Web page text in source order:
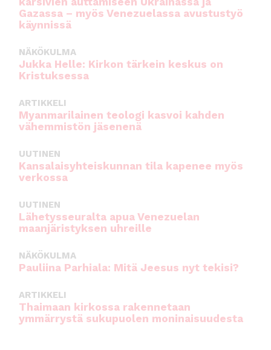
Gazassa – myös Venezuelassa avustustyö
käynnissä
NÄKÖKULMA
Jukka Helle: Kirkon tärkein keskus on
Kristuksessa
ARTIKKELI
Myanmarilainen teologi kasvoi kahden
vähemmistön jäsenenä
UUTINEN
Kansalaisyhteiskunnan tila kapenee myös
verkossa
UUTINEN
Lähetysseuralta apua Venezuelan
maanjäristyksen uhreille
NÄKÖKULMA
Pauliina Parhiala: Mitä Jeesus nyt tekisi?
ARTIKKELI
Thaimaan kirkossa rakennetaan
ymmärrystä sukupuolen moninaisuudesta